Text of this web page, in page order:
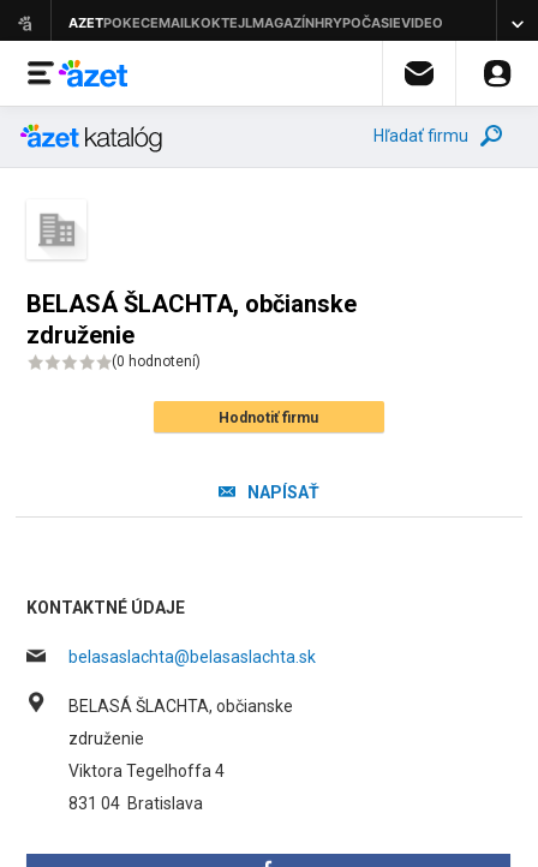
Hľadať firmu
BELASÁ ŠLACHTA, občianske
združenie
(0 hodnotení)
Hodnotiť firmu
NAPÍSAŤ
KONTAKTNÉ ÚDAJE
belasaslachta@belasaslachta.sk
BELASÁ ŠLACHTA, občianske
združenie
Viktora Tegelhoffa 4
831 04 Bratislava